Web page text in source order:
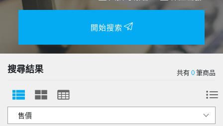
開始搜索
搜尋結果 共有0筆商品